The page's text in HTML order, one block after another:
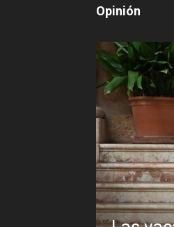
Opinión